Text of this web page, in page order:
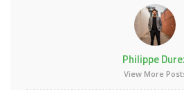
Philippe
View More